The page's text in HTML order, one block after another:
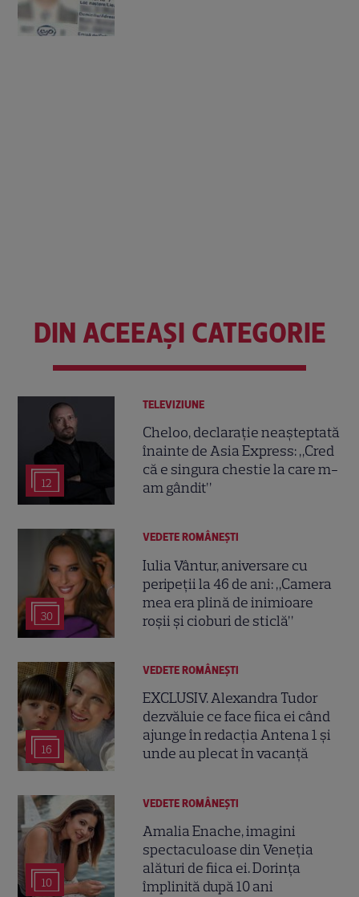
DIN ACEEAȘI CATEGORIE
12
TELEVIZIUNE
Cheloo, declarație neașteptată
înainte de Asia Express: „Cred
că e singura chestie la care m-
am gândit”
30
VEDETE ROMÂNEŞTI
Iulia Vântur, aniversare cu
peripeții la 46 de ani: „Camera
mea era plină de inimioare
roșii și cioburi de sticlă”
16
VEDETE ROMÂNEŞTI
EXCLUSIV. Alexandra Tudor
dezvăluie ce face fiica ei când
ajunge în redacția Antena 1 și
unde au plecat în vacanță
10
VEDETE ROMÂNEŞTI
Amalia Enache, imagini
spectaculoase din Veneția
alături de fiica ei. Dorința
împlinită după 10 ani